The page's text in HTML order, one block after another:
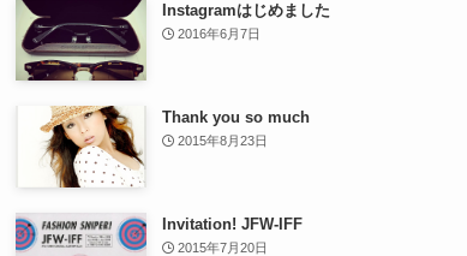
Instagramはじめました
2016年6月7日
Thank you so much
2015年8月23日
Invitation! JFW-IFF
2015年7月20日